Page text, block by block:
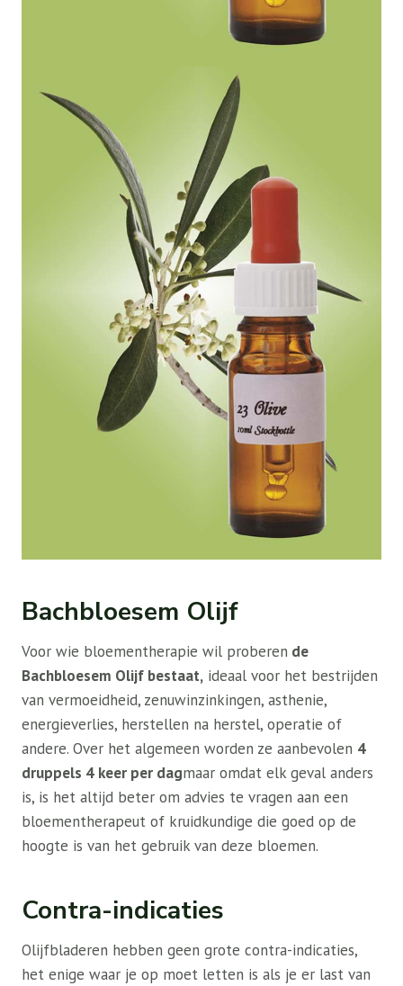
Bachbloesem Olijf
Voor wie bloementherapie wil proberen de
Bachbloesem Olijf bestaat, ideaal voor het bestrijden
van vermoeidheid, zenuwinzinkingen, asthenie,
energieverlies, herstellen na herstel, operatie of
andere. Over het algemeen worden ze aanbevolen 4
druppels 4 keer per dagmaar omdat elk geval anders
is, is het altijd beter om advies te vragen aan een
bloementherapeut of kruidkundige die goed op de
hoogte is van het gebruik van deze bloemen.
Contra-indicaties
Olijfbladeren hebben geen grote contra-indicaties,
het enige waar je op moet letten is als je er last van